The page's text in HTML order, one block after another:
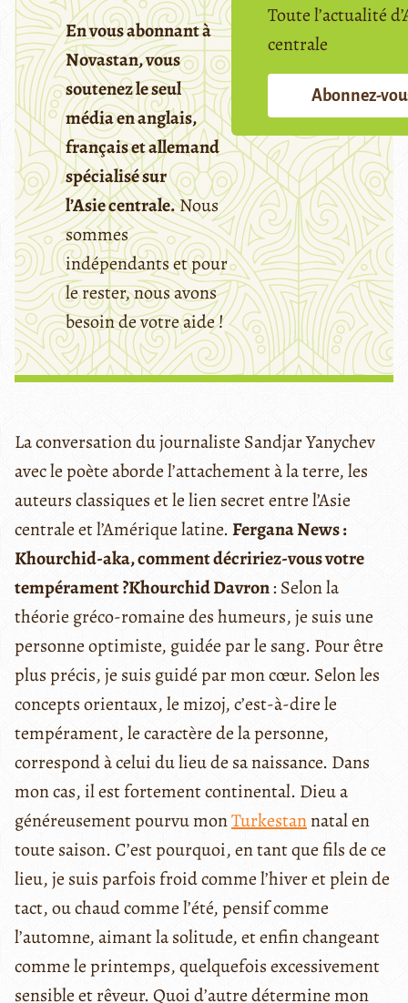
En vous abonnant à
Novastan, vous
soutenez le seul
média en anglais,
français et allemand
spécialisé sur
l’Asie centrale.Nous
sommes
indépendants et pour
le rester, nous avons
besoin de votre aide !
Toute l’actualité
centrale
Abonnez-
La conversation du journaliste Sandjar Yanychev
avec le poète aborde l’attachement à la terre, les
auteurs classiques et le lien secret entre l’Asie
centrale et l’Amérique latine.Fergana News :
Khourchid-aka, comment décririez-vous votre
tempérament ?Khourchid Davron: Selon la
théorie gréco-romaine des humeurs, je suis une
personne optimiste, guidée par le sang. Pour être
plus précis, je suis guidé par mon cœur. Selon les
concepts orientaux, le mizoj, c’est-à-dire le
tempérament, le caractère de la personne,
correspond à celui du lieu de sa naissance. Dans
mon cas, il est fortement continental. Dieu a
généreusement pourvu monTurkestannatal en
toute saison. C’est pourquoi, en tant que fils de ce
lieu, je suis parfois froid comme l’hiver et plein de
tact, ou chaud comme l’été, pensif comme
l’automne, aimant la solitude, et enfin changeant
comme le printemps, quelquefois excessivement
sensible et rêveur. Quoi d’autre détermine mon